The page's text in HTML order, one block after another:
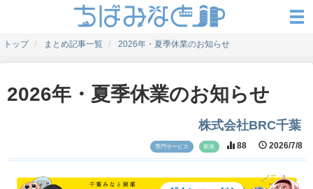
トップ まとめ記事一覧 2026年・夏季休業のお知らせ
2026年・夏季休業のお知らせ
株式会社BRC千葉
専門サービス 新港 88 2026/7/8